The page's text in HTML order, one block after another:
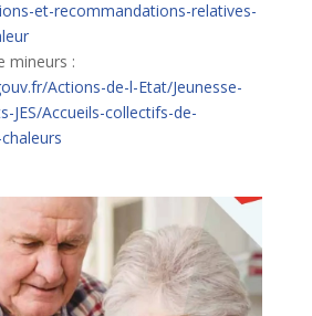
et-recommandations-relatives-
mineurs :
Actions-de-l-Etat/Jeunesse-
JES/Accueils-collectifs-de-